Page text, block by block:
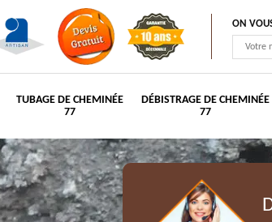
ON
TUBAGE DE CHEMINÉE
77
DÉBISTRAGE DE CHEMINÉE
77